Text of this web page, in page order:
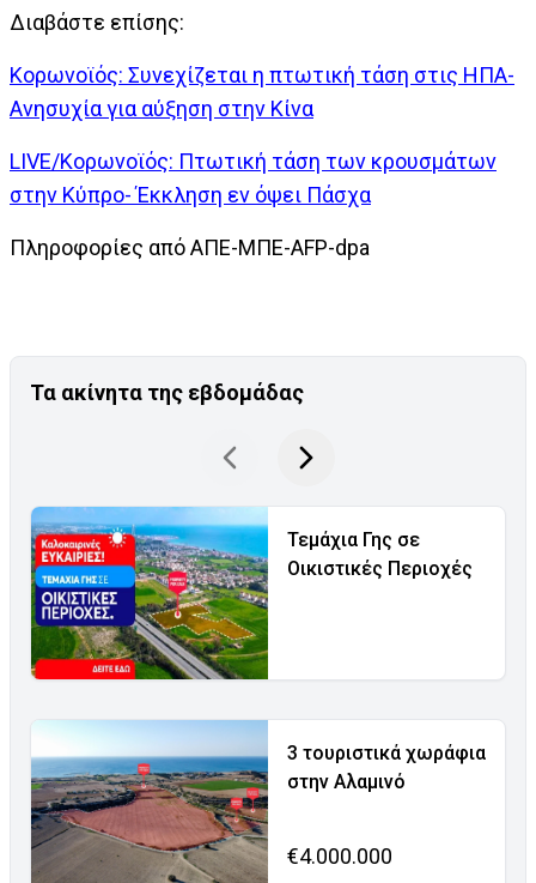
Διαβάστε επίσης:
Κορωνοϊός: Συνεχίζεται η πτωτική τάση στις ΗΠΑ-
Ανησυχία για αύξηση στην Κίνα
LIVE/Κορωνοϊός: Πτωτική τάση των κρουσμάτων
στην Κύπρο- Έκκληση εν όψει Πάσχα
Πληροφορίες από ΑΠΕ-ΜΠΕ-AFP-dpa
Τα ακίνητα της εβδομάδας
Τεμάχια Γης σε
Οικιστικές Περιοχές
3 τουριστικά χωράφια
στην Αλαμινό
€4.000.000